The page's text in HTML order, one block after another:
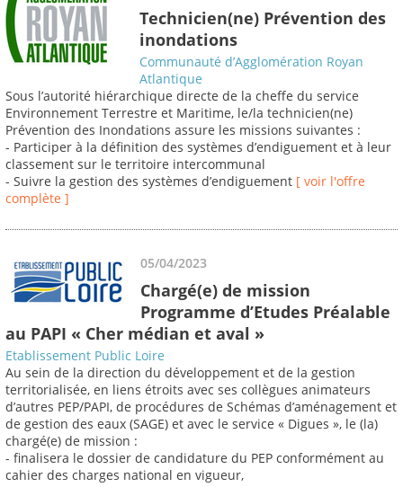
Technicien(ne) Prévention des
inondations
Communauté d’Agglomération Royan
Atlantique
Sous l’autorité hiérarchique directe de la cheffe du service
Environnement Terrestre et Maritime, le/la technicien(ne)
Prévention des Inondations assure les missions suivantes :
- Participer à la définition des systèmes d’endiguement et à leur
classement sur le territoire intercommunal
- Suivre la gestion des systèmes d’endiguement [ voir l'offre
complète ]
05/04/2023
Chargé(e) de mission
Programme d’Etudes Préalable
au PAPI « Cher médian et aval »
Etablissement Public Loire
Au sein de la direction du développement et de la gestion
territorialisée, en liens étroits avec ses collègues animateurs
d’autres PEP/PAPI, de procédures de Schémas d’aménagement et
de gestion des eaux (SAGE) et avec le service « Digues », le (la)
chargé(e) de mission :
- finalisera le dossier de candidature du PEP conformément au
cahier des charges national en vigueur,